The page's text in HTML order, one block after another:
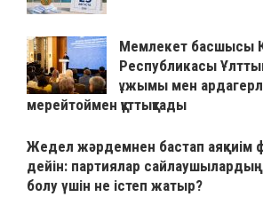
Мемлекет басшысы
Республикасы Ұлттық
ұжымы мен
мерейтоймен құттықтады
Жедел жәрдемнен бастап аяқкиім
дейін: партиялар сайлаушылардың
болу үшін не істеп жатыр?